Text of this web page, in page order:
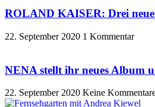
ROLAND KAISER: Drei
22. September 2020 1 Kommentar
NENA stellt ihr neues Album
22. September 2020 Keine